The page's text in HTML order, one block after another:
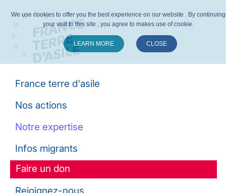
France terre d'asile
Nos actions
Notre expertise
Infos migrants
Faire un don
We use cookies to offer you the best experience on our website . By continuing
your visit to this site , you agree to makes use of cookie.
LEARN MORE CLOSE